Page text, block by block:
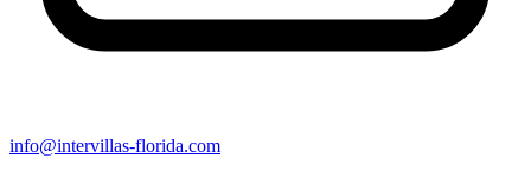
info@intervillas-florida.com